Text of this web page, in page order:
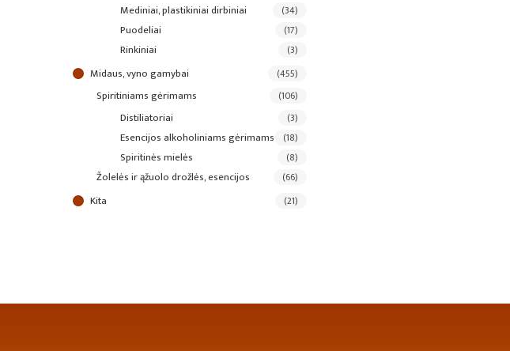
mediniai, plastikiniai dirbiniai (34)
puodeliai (17)
rinkiniai (3)
midaus, vyno gamybai (455)
spiritiniams gėrimams (106)
distiliatoriai (3)
esencijos alkoholiniams gėrimams (18)
spiritinės mielės (8)
žolelės ir ąžuolo drožlės, esencijos (66)
kita (21)